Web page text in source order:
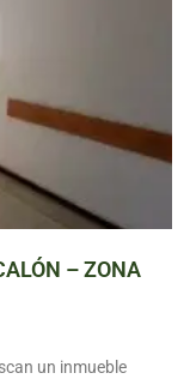
– ZONA
un inmueble